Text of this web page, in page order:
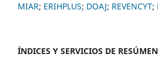
MIAR; ERIHPLUS; DOAJ; REVENCYT;
ÍNDICES Y SERVICIOS DE